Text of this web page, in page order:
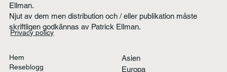
Ellman.
Njut av dem men distribution och / eller publikation måste
skriftligen godkännas av Patrick Ellman.
Privacy policy
Hem
Reseblogg
Asien
Europa